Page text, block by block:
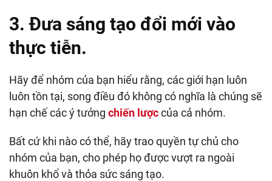
3. Đưa sáng tạo đổi mới vào
thực tiễn.
Hãy để nhóm của bạn hiểu rằng, các giới hạn luôn
luôn tồn tại, song điều đó không có nghĩa là chúng sẽ
hạn chế các ý tưởng chiến lượccủa cả nhóm.
Bất cứ khi nào có thể, hãy trao quyền tự chủ cho
nhóm của bạn, cho phép họ được vượt ra ngoài
khuôn khổ và thỏa sức sáng tạo.